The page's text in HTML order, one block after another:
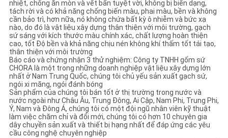
nhiệt, chống ăn mòn và vết bẩn tuyệt vời, không bị biến dạng,
tách rời và có khả năng chống biến màu, phai màu, bền và không
cần bảo trì, hơn nữa, nó không chứa bất kỳ ô nhiễm và bức xạ
nào, do đó là vật liệu xây dựng thân thiện với môi trường, gạch
sứ sáng với kích thước màu chính xác, chất lượng hoàn thiện
cao, tốt Độ bền và khả năng chịu nén không khí thấm tốt tái tạo,
thân thiện với môi trường
Báo cáo và chứng nhận 3 thử nghiệm: Công ty TNHH gốm sứ
CHORA là một trong những doanh nghiệp vật liệu xây dựng lớn
nhất ở Nam Trung Quốc, chúng tôi chủ yếu sản xuất gạch sứ,
ngói xi măng, ngói đánh bóng
Sản phẩm của chúng tôi bán tốt ở thị trường trong nước và
nước ngoài như Châu Âu, Trung Đông, Ai Cập, Nam Phi, Trung Phi,
Ý, Nam và Đông Á, chúng tôi có một đội ngũ nhân viên kỹ thuật
làm việc chăm chỉ và đổi mới, chúng tôi có hơn 10 chuyên gia
dây chuyền sản xuất và thiết bị hạng nhất để đáp ứng các yêu
cầu công nghệ chuyên nghiệp